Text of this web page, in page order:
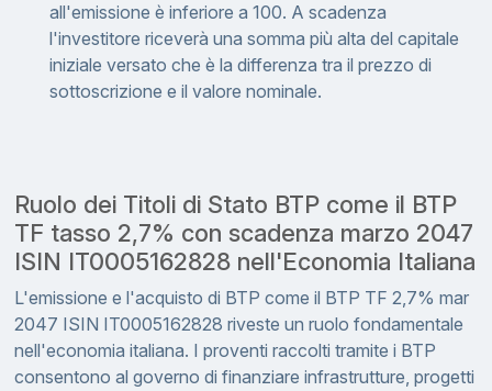
all'emissione è inferiore a 100. A scadenza
l'investitore riceverà una somma più alta del capitale
iniziale versato che è la differenza tra il prezzo di
sottoscrizione e il valore nominale.
Ruolo dei Titoli di Stato BTP come il BTP
TF tasso 2,7% con scadenza marzo 2047
ISIN IT0005162828 nell'Economia Italiana
L'emissione e l'acquisto di BTP come il BTP TF 2,7% mar
2047 ISIN IT0005162828 riveste un ruolo fondamentale
nell'economia italiana. I proventi raccolti tramite i BTP
consentono al governo di finanziare infrastrutture, progetti